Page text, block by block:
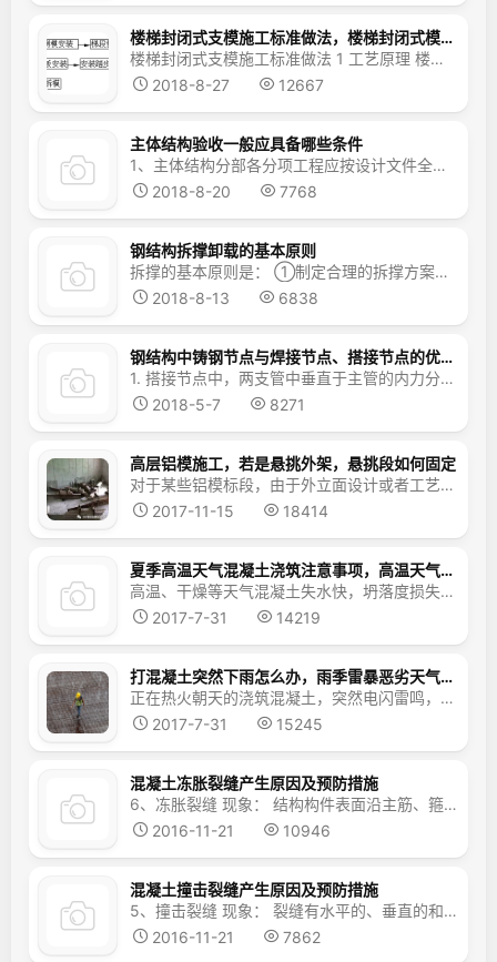
楼梯封闭式支模施工标准做法，楼梯封闭式模板做法和示意图
楼梯封闭式支模施工标准做法 1 工艺原理 楼梯梯段支模采用封闭式支模方式，并在踏步模板阳角处增加角钢，踏步模板增加透气孔，使浇筑混凝土后的楼梯踏步阴阳角方正，无气泡，表面观感良好。 2 工艺流程 ...
2018-8-27
12667
主体结构验收一般应具备哪些条件
1、主体结构分部各分项工程应按设计文件全部施工完成，并符合施工质量验收规范要求。 2、质量保证资料，参建建各方责任主体质量行为资料经审查齐全，符合要求（资料应提前五天报监督科审查）。 3、整改通知单提出的问题必须全数处理完毕，并符合要求。 ...
2018-8-20
7768
钢结构拆撑卸载的基本原则
拆撑的基本原则是： ①制定合理的拆撑方案，包括拆撑方式、拆撑顺序及各临时支撑点下降的位移步长即每个卸载步各千斤顶位移的下降量； ②拆撑过程中应保证主体结构和临吋支撑内力和位移的变化是一个缓慢过程，平稳过渡； ③拆撑过程中应控制主体结构和临时支撑内力和位移变化幅值在一定范围内，使它们不发生强度破坏或失稳。 ...
2018-8-13
6838
钢结构中铸钢节点与焊接节点、搭接节点的优缺点是什么？
1. 搭接节点中，两支管中垂直于主管的内力分量可相互平衡，使得主管连接面所承受的作用力相对减小；同时，搭接部位的存在也增大了约束主管管壁局部变形的刚度。近年来的搭接节点试验和有限元分析结果均表明，搭接节点的破坏模式主要为支管局部屈曲破坏、支管局部屈曲与主管管壁塑性的联合破坏、支管轴向屈服破坏等三种模式。节点承载力高于受压支管作为被搭接管的节点承...
2018-5-7
8271
高层铝模施工，若是悬挑外架，悬挑段如何固定
对于某些铝模标段，由于外立面设计或者工艺做法等要求导致无法采用提升架，不得不采用悬挑脚手架，而传统悬挑脚手架需要穿越结构保证锚固端长度，必须在铝模板上开孔，严重影响结构成型质量，同时对后期砌体及装修构成影响，而大量的预留洞为后期外墙渗漏埋下隐患。 螺栓连接式悬挑脚手架的应用，则可以很好地解决以...
2017-11-15
18414
夏季高温天气混凝土浇筑注意事项，高温天气如何保证混凝土浇筑质量
高温、干燥等天气混凝土失水快，坍落度损失快，砼入模温度高，易出现塑性收缩裂缝、温度应力裂缝等。现场混凝土浇筑应注意以下事项： 1、在太阳暴晒时，混凝土在终凝前可能会因为表面严重失水而收缩开裂。此时，应在混凝土初凝后、出现裂缝前对混凝土表面喷雾或洒水花以补充混凝土表面水分，或立即覆盖湿麻袋进行养护，或者覆盖塑料...
2017-7-31
14219
打混凝土突然下雨怎么办，雨季雷暴恶劣天气混凝土浇筑注意措施
正在热火朝天的浇筑混凝土，突然电闪雷鸣，下起雨了，怎么办？让富有经验的我告诉你怎么处理：雷暴恶劣天气，或者正在浇筑混凝土下雨了，怎么办：a.特殊结构及特种混凝土施工应避大雨雷电等恶劣气候；b.大雨天气选用低坍落度混凝土，以保证现场混凝土质量。c.建议密切关注天气预报，混凝土浇筑避开降雨天气。如确需雨天浇筑混凝土，应保证现场有足够的覆盖材料，及时覆盖。d.小雨...
2017-7-31
15245
混凝土冻胀裂缝产生原因及预防措施
6、冻胀裂缝 现象： 结构构件表面沿主筋、箍筋方向出现宽窄不一的裂缝，深度一般到主筋，周围砼酥松、剥落。 原因： 冬期施工砼结构构件未保温砼早期遭受冻结，将表层砼冻胀，解冻后钢筋部位变形仍不能恢复，而出现裂缝、剥落。 预防： 1）冬期施工时，配置砼应采用普通水泥，低水灰比，并掺...
2016-11-21
10946
混凝土撞击裂缝产生原因及预防措施
5、撞击裂缝 现象： 裂缝有水平的、垂直的和斜向的，裂缝的部位和走向随受到撞击荷载的作用点、大小和方向而异；裂缝宽度、深度和长度不一，无一定规律性。 原因： 1）拆模时受外力撞击； 2）拆模过早或拆模方法不当 预防： 1）现浇结构成型和拆模应防止受到各种施工荷载的撞...
2016-11-21
7862